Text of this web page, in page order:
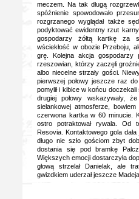
meczem. Na tak długą
spóźnienie spowodowało
rozgrzanego wyglądał także
podyktować ewidentny rzut
gospodarzy żółtą kartkę za
wściekłość w obozie Przeboju,
grę. Kolejna akcja gospodarzy
rzeszowian, którzy zaczęli
albo niecelne strzały gości.
pierwszej połowy jeszcze raz
pomylił i kibice w końcu
drugiej połowy wskazywały,
sielankowej atmosferze,
czerwona kartka w 60 minucie.
ostro potraktował rywala. Od
Resovia. Kontaktowego gola
długo nie szło gościom zbyt
dostania się pod bramkę
Większych emocji dostarczyła
głową strzelał Danielak, ale
gwizdkiem uderzał jeszcze